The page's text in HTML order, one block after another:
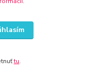
tu.